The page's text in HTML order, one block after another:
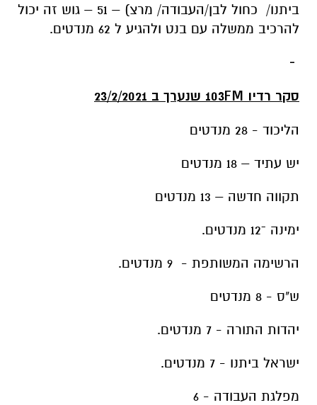
ביתנו/ כחול לבן/העבודה/ מרצ) – 51 – גוש זה יכול
להרכיב ממשלה עם בנט ולהגיע ל 62 מנדטים.
-
סקר רדיו 103 FM שנערך ב 23/2/2021
הליכוד - 28 מנדטים
יש עתיד – 18 מנדטים
תקווה חדשה – 13 מנדטים
ימינה ־12 מנדטים.
הרשימה המשותפת - 9 מנדטים.
ש"ס - 8 מנדטים
יהדות התורה - 7 מנדטים.
ישראל ביתנו - 7 מנדטים.
מפלגת העבודה - 6